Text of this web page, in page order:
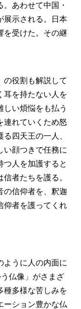
あわせて中国・
展示される。日本
を受けた。その継
の役割も解説して
耳を持たない人を
しい煩悩をも払う
連れていくため怒
四天王の一人、
い顔つきで任務に
つ人を加護すると
者たちを護る。
の信仰者を、釈迦
仰者を護ってくれ
ように人の内面に
仏像」がさまざ
種多様な苦しみを
ーション豊かな仏